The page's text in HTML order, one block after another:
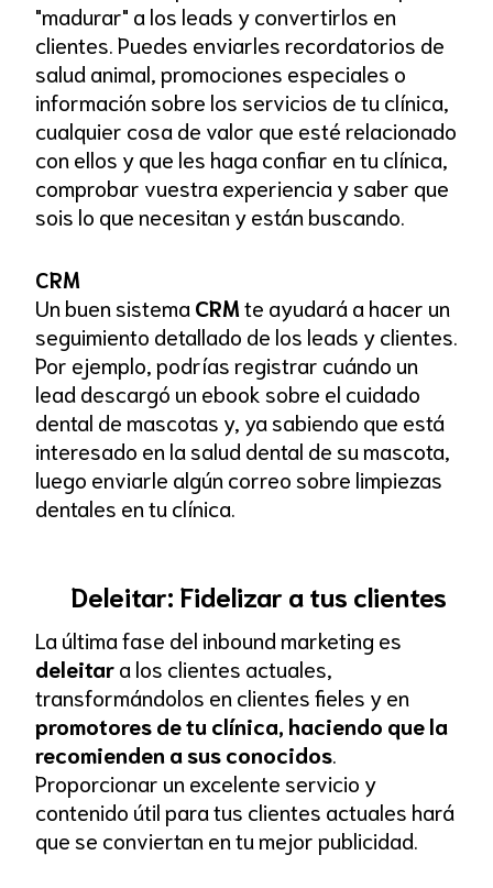
"madurar" a los leads y convertirlos en
clientes. Puedes enviarles recordatorios de
salud animal, promociones especiales o
información sobre los servicios de tu clínica,
cualquier cosa de valor que esté relacionado
con ellos y que les haga confiar en tu clínica,
comprobar vuestra experiencia y saber que
sois lo que necesitan y están buscando.
CRM
Un buen sistemaCRMte ayudará a hacer un
seguimiento detallado de los leads y clientes.
Por ejemplo, podrías registrar cuándo un
lead descargó un ebook sobre el cuidado
dental de mascotas y, ya sabiendo que está
interesado en la salud dental de su mascota,
luego enviarle algún correo sobre limpiezas
dentales en tu clínica.
Deleitar: Fidelizar a tus clientes
La última fase del inbound marketing es
deleitara los clientes actuales,
transformándolos en clientes fieles y en
promotores de tu clínica, haciendo que la
recomienden a sus conocidos.
Proporcionar un excelente servicio y
contenido útil para tus clientes actuales hará
que se conviertan en tu mejor publicidad.